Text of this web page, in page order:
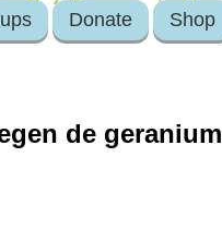
Donate Shop
de geranium